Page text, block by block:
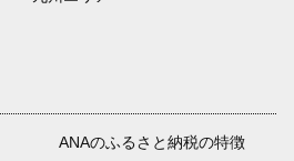
ANAのふるさと納税の特徴